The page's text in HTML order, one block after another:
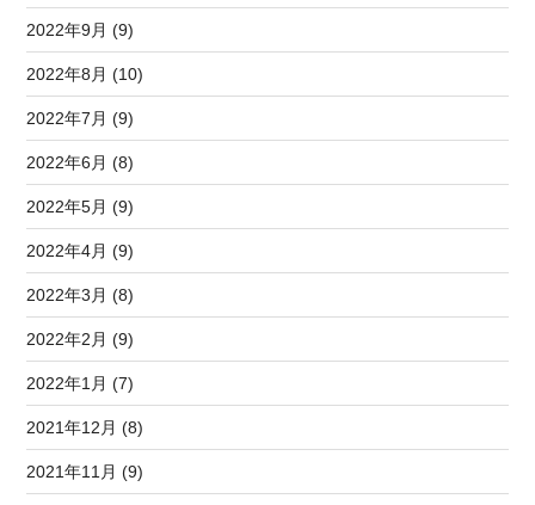
2022年9月 (9)
2022年8月 (10)
2022年7月 (9)
2022年6月 (8)
2022年5月 (9)
2022年4月 (9)
2022年3月 (8)
2022年2月 (9)
2022年1月 (7)
2021年12月 (8)
2021年11月 (9)